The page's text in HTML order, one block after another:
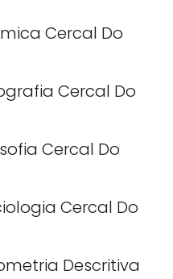
Cercal Do
Cercal Do
Cercal Do
Cercal Do
Descritiva